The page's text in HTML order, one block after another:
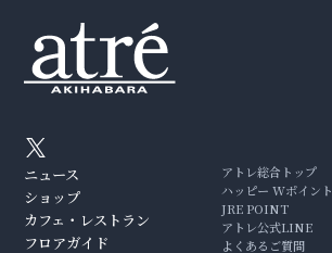
ニュース
ショップ
カフェ・レストラン
フロアガイド
アトレ総合トップ
ハッピー Wポイント
JRE POINT
アトレ公式LINE
よくあるご質問